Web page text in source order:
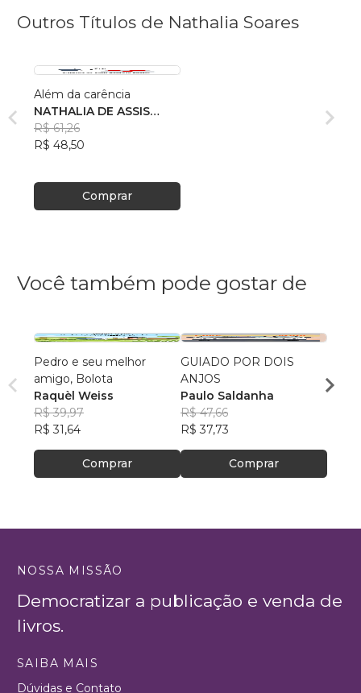
Outros Títulos de Nathalia Soares
Além da carência
NATHALIA DE ASSIS
BRANDAO SOARES
R$ 61,26
R$ 48,50
Comprar
Você também pode gostar de
Pedro e seu melhor
amigo, Bolota
Raquèl Weiss
R$ 39,97
R$ 31,64
Comprar
GUIADO POR DOIS
ANJOS
Paulo Saldanha
R$ 47,66
R$ 37,73
Comprar
R$
NOSSA MISSÃO
Democratizar a publicação e venda de
livros.
SAIBA MAIS
Dúvidas e Contato